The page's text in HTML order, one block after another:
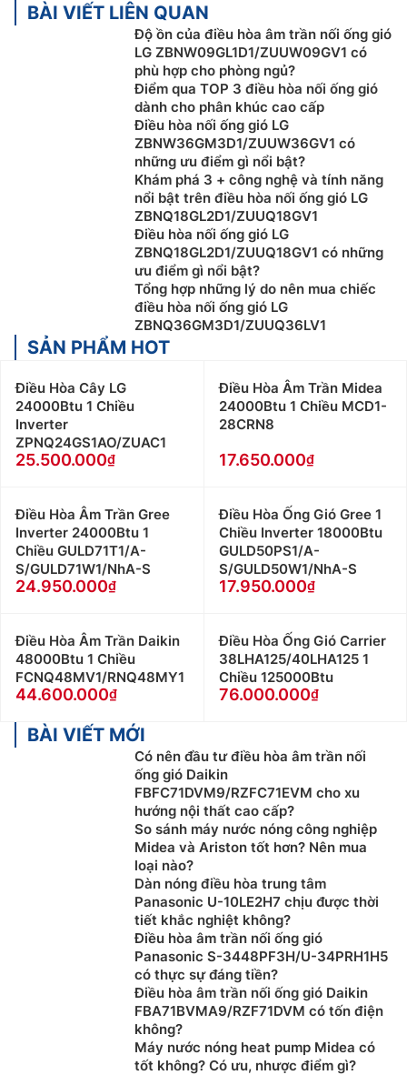
BÀI VIẾT LIÊN QUAN
Độ ồn của điều hòa âm trần nối ống gió
LG ZBNW09GL1D1/ZUUW09GV1 có
phù hợp cho phòng ngủ?
Điểm qua TOP 3 điều hòa nối ống gió
dành cho phân khúc cao cấp
Điều hòa nối ống gió LG
ZBNW36GM3D1/ZUUW36GV1 có
những ưu điểm gì nổi bật?
Khám phá 3 + công nghệ và tính năng
nổi bật trên điều hòa nối ống gió LG
ZBNQ18GL2D1/ZUUQ18GV1
Điều hòa nối ống gió LG
ZBNQ18GL2D1/ZUUQ18GV1 có những
ưu điểm gì nổi bật?
Tổng hợp những lý do nên mua chiếc
điều hòa nối ống gió LG
ZBNQ36GM3D1/ZUUQ36LV1
SẢN PHẨM HOT
Điều Hòa Cây LG
24000Btu 1 Chiều
Inverter
ZPNQ24GS1AO/ZUAC1
25.500.000
Điều Hòa Âm Trần Midea
24000Btu 1 Chiều MCD1-
28CRN8
17.650.000
Điều Hòa Âm Trần Gree
Inverter 24000Btu 1
Chiều GULD71T1/A-
S/GULD71W1/NhA-S
24.950.000
Điều Hòa Ống Gió Gree 1
Chiều Inverter 18000Btu
GULD50PS1/A-
S/GULD50W1/NhA-S
17.950.000
Điều Hòa Âm Trần Daikin
48000Btu 1 Chiều
FCNQ48MV1/RNQ48MY1
44.600.000
Điều Hòa Ống Gió Carrier
38LHA125/40LHA125 1
Chiều 125000Btu
76.000.000
BÀI VIẾT MỚI
Có nên đầu tư điều hòa âm trần nối
ống gió Daikin
FBFC71DVM9/RZFC71EVM cho xu
hướng nội thất cao cấp?
So sánh máy nước nóng công nghiệp
Midea và Ariston tốt hơn? Nên mua
loại nào?
Dàn nóng điều hòa trung tâm
Panasonic U-10LE2H7 chịu được thời
tiết khắc nghiệt không?
Điều hòa âm trần nối ống gió
Panasonic S-3448PF3H/U-34PRH1H5
có thực sự đáng tiền?
Điều hòa âm trần nối ống gió Daikin
FBA71BVMA9/RZF71DVM có tốn điện
không?
Máy nước nóng heat pump Midea có
tốt không? Có ưu, nhược điểm gì?